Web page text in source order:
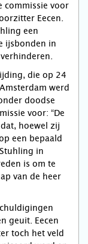
commissie voor
Eecen.
een
ijsbonden in
die op 24
werd
doodse
voor: “De
hoewel zij
een bepaald
in
is om te
van de heer
geuit. Eecen
toch het veld